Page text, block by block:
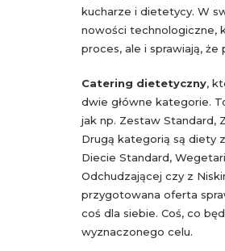
kucharze i dietetycy. W
nowości technologiczne,
proces, ale i sprawiają, że
Catering dietetyczny,
dwie główne kategorie.
jak np. Zestaw Standard,
Drugą kategorią są diety
Diecie Standard,
Odchudzającej czy z
przygotowana oferta
coś dla siebie. Coś, co
wyznaczonego celu.